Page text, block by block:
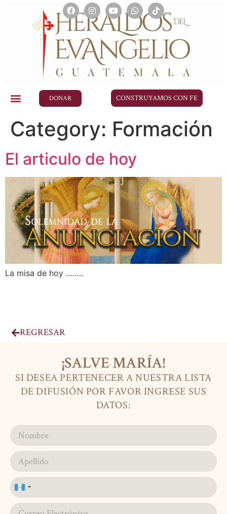
DONAR CONSTRUYAMOS CON FE
Category: Formación
El articulo de hoy
La misa de hoy ……..
REGRESAR
¡SALVE MARÍA!
SI DESEA PERTENECER A NUESTRA LISTA
DE DIFUSIÓN POR FAVOR INGRESE SUS
DATOS:
Guatemala